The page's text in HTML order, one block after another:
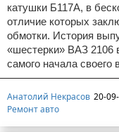
катушки Б117А, в
отличие которых
обмотки. История
«шестерки» ВАЗ 2106
самого начала своего
Анатолий Некрасов 20-
Ремонт авто